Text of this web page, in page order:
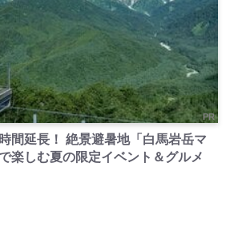
PR
間延長！ 絶景避暑地「白馬岩岳マ
楽しむ夏の限定イベント＆グルメ